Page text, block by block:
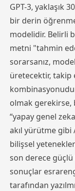
GPT-3, yaklaşık
bir derin
modelidir. Belirli
metni "tahmin
sorarsanız,
üretecektir, takip
olmak gerekirse,
“yapay genel
akıl yürütme
bilişsel
son derece güçlü
sonuçlar
tarafından